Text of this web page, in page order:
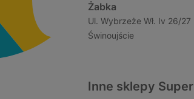
Żabka
Ul. Wybrzeże Wł. Iv 26/
Świnoujście
Inne sklepy